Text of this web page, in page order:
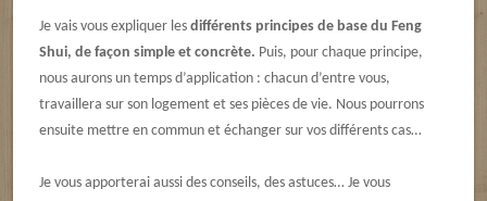
Je vais vous expliquer les différents principes de base du Feng
Shui, de façon simple et concrète. Puis, pour chaque principe,
nous aurons un temps d’application : chacun d’entre vous,
travaillera sur son logement et ses pièces de vie. Nous pourrons
ensuite mettre en commun et échanger sur vos différents cas…
Je vous apporterai aussi des conseils, des astuces… Je vous